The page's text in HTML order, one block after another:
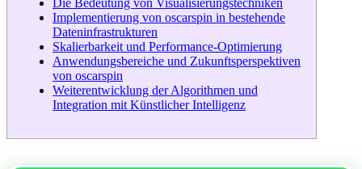
Implementierung von oscarspin in bestehende
Dateninfrastrukturen
Skalierbarkeit und Performance-Optimierung
Anwendungsbereiche und Zukunftsperspektiven
von oscarspin
Weiterentwicklung der Algorithmen und
Integration mit Künstlicher Intelligenz